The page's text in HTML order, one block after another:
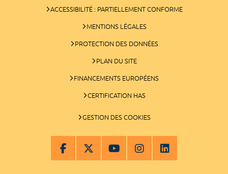
ACCESSIBILITÉ : PARTIELLEMENT CONFORME
MENTIONS LÉGALES
PROTECTION DES DONNÉES
PLAN DU SITE
FINANCEMENTS EUROPÉENS
CERTIFICATION HAS
GESTION DES COOKIES